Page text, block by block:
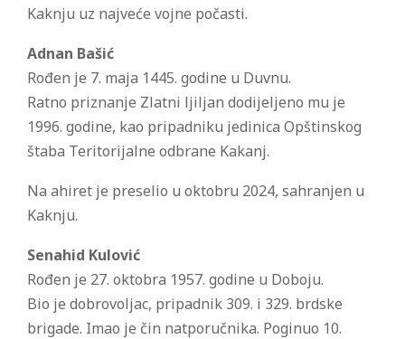
Kaknju uz najveće vojne počasti.
Adnan Bašić
Rođen je 7. maja 1445. godine u Duvnu.
Ratno priznanje Zlatni ljiljan dodijeljeno mu je
1996. godine, kao pripadniku jedinica Opštinskog
štaba Teritorijalne odbrane Kakanj.
Na ahiret je preselio u oktobru 2024, sahranjen u
Kaknju.
Senahid Kulović
Rođen je 27. oktobra 1957. godine u Doboju.
Bio je dobrovoljac, pripadnik 309. i 329. brdske
brigade. Imao je čin natporučnika. Poginuo 10.